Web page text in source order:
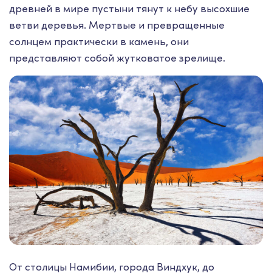
древней в мире пустыни тянут к небу высохшие
ветви деревья. Мертвые и превращенные
солнцем практически в камень, они
представляют собой жутковатое зрелище.
От столицы Намибии, города Виндхук, до